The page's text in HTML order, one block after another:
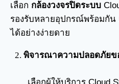
เลือก กล้องวงจรปิดระบบ
รองรับหลายอุปกรณ์พร้อมกั
ได้อย่างง่ายดาย
พิจารณาความปลอดภัยข
เลือกผู้ให้บริการ Cloud